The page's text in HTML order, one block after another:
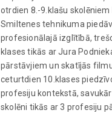
otrdien 8.-9.klašu
Smiltenes tehnikuma
profesionālajā izglītībā,
klases tikās ar Jura
pārstāvjiem un skatījās filmu
ceturtdien 10.klases
profesiju kontekstā,
skolēni tikās ar 3 profesiju